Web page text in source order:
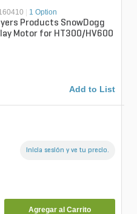
1 Option
Products SnowDogg
Motor for HT300/HV600
Add to List
Inicia sesión y ve tu precio.
Agregar al Carrito